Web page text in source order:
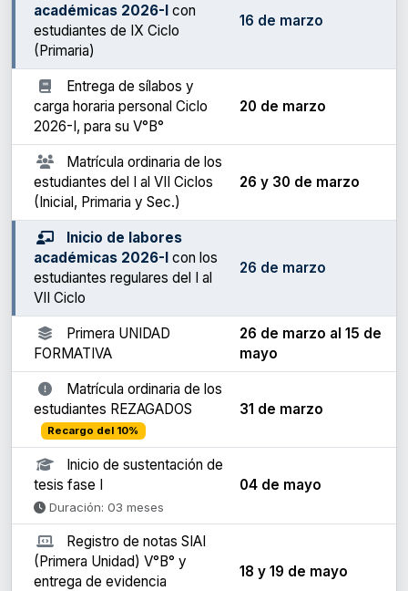
académicas 2026-I con
estudiantes de IX Ciclo
(Primaria)
16 de marzo
Entrega de sílabos y
carga horaria personal Ciclo
2026-I, para su V°B°
20 de marzo
Matrícula ordinaria de los
estudiantes del I al VII Ciclos
(Inicial, Primaria y Sec.)
26 y 30 de marzo
Inicio de labores
académicas 2026-I con los
estudiantes regulares del I al
VII Ciclo
26 de marzo
Primera UNIDAD
FORMATIVA
26 de marzo al 15 de
mayo
Matrícula ordinaria de los
estudiantes REZAGADOS
Recargo del 10%
31 de marzo
Inicio de sustentación de
tesis fase I
Duración: 03 meses
04 de mayo
Registro de notas SIAI
(Primera Unidad) V°B° y
entrega de evidencia
18 y 19 de mayo